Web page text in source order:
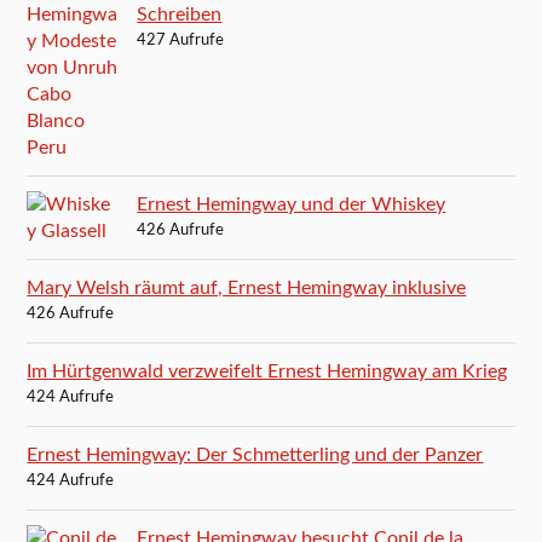
Schreiben
427 Aufrufe
Ernest Hemingway und der Whiskey
426 Aufrufe
Mary Welsh räumt auf, Ernest Hemingway inklusive
426 Aufrufe
Im Hürtgenwald verzweifelt Ernest Hemingway am Krieg
424 Aufrufe
Ernest Hemingway: Der Schmetterling und der Panzer
424 Aufrufe